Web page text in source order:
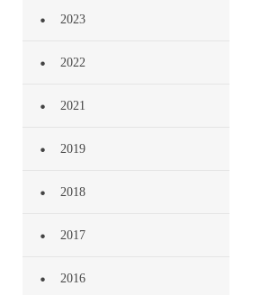
2023
2022
2021
2019
2018
2017
2016